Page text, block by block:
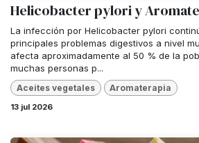
Helicobacter pylori y
La infección por Helicobacter pylori
principales problemas digestivos a nivel
afecta aproximadamente al 50 % de la
muchas personas p...
Aceites vegetales Aromaterapia
13 jul 2026